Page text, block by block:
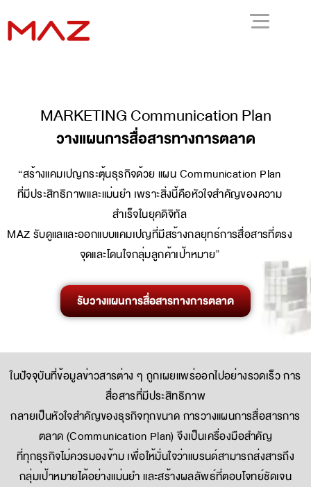
MARKETING Communication Plan
วางแผนการสื่อสารทางการตลาด
“สร้างแคมเปญกระตุ้นธุรกิจด้วย แผน Communication Plan
ที่มีประสิทธิภาพและแม่นยำ เพราะสิ่งนี้คือหัวใจสำคัญของความ
สำเร็จในยุคดิจิทัล
MAZ รับดูแลและออกแบบแคมเปญที่มีสร้างกลยุทธ์การสื่อสารที่ตรง
จุดและโดนใจกลุ่มลูกค้าเป้าหมาย”
รับวางแผนการสื่อสารทางการตลาด
ในปัจจุบันที่ข้อมูลข่าวสารต่าง ๆ ถูกเผยแพร่ออกไปอย่างรวดเร็ว การ
สื่อสารที่มีประสิทธิภาพ
กลายเป็นหัวใจสำคัญของธุรกิจทุกขนาด การวางแผนการสื่อสารการ
ตลาด (Communication Plan) จึงเป็นเครื่องมือสำคัญ
ที่ทุกธุรกิจไม่ควรมองข้าม เพื่อให้มั่นใจว่าแบรนด์สามารถส่งสารถึง
กลุ่มเป้าหมายได้อย่างแม่นยำ และสร้างผลลัพธ์ที่ตอบโจทย์ชัดเจน